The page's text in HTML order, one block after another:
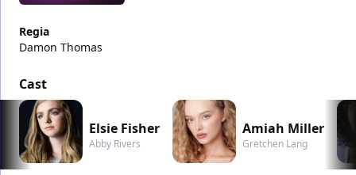
Regia
Damon Thomas
Cast
Elsie Fisher
Abby Rivers
Amiah Miller
Gretchen Lang